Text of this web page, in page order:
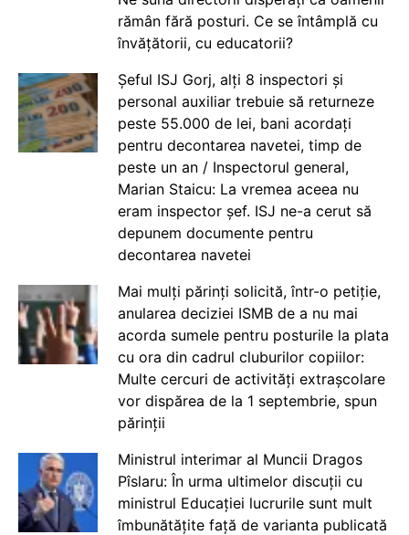
rămân fără posturi. Ce se întâmplă cu
învățătorii, cu educatorii?
Șeful ISJ Gorj, alți 8 inspectori și
personal auxiliar trebuie să returneze
peste 55.000 de lei, bani acordați
pentru decontarea navetei, timp de
peste un an / Inspectorul general,
Marian Staicu: La vremea aceea nu
eram inspector șef. ISJ ne-a cerut să
depunem documente pentru
decontarea navetei
Mai mulți părinți solicită, într-o petiție,
anularea deciziei ISMB de a nu mai
acorda sumele pentru posturile la plata
cu ora din cadrul cluburilor copiilor:
Multe cercuri de activități extrașcolare
vor dispărea de la 1 septembrie, spun
părinții
Ministrul interimar al Muncii Dragos
Pîslaru: În urma ultimelor discuții cu
ministrul Educației lucrurile sunt mult
îmbunătățite față de varianta publicată